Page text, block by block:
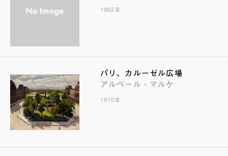
1962年
パリ、カルーゼル広場
アルベール・マルケ
1910年